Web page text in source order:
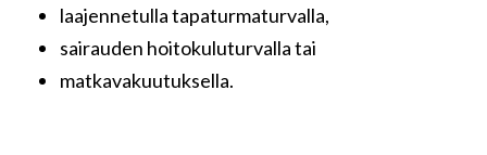
laajennetulla tapaturmaturvalla,
sairauden hoitokuluturvalla tai
matkavakuutuksella.